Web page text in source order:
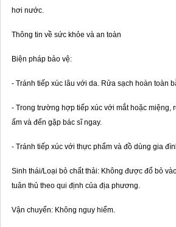
hơi nước.
Thông tin về sức khỏe và an toàn
Biện pháp bảo vệ:
- Tránh tiếp xúc lâu với da. Rửa sạch hoàn toàn
- Trong trường hợp tiếp xúc với mắt hoặc miệng,
ấm và đến gặp bác sĩ ngay.
- Tránh tiếp xúc với thực phẩm và đồ dùng gia
Sinh thái/Loại bỏ chất thải: Không được đổ bỏ
tuân thủ theo qui định của địa phương.
Vận chuyển: Không nguy hiểm.